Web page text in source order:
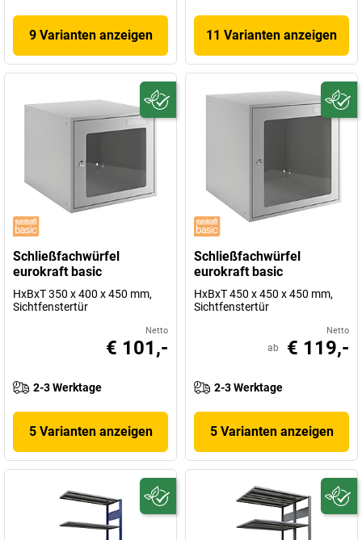
9 Varianten anzeigen 11 Varianten anzeigen
Schließfachwürfel
eurokraft basic
HxBxT 350 x 400 x 450 mm,
Sichtfenstertür
Netto
€ 101,-
2-3 Werktage
5 Varianten anzeigen
Schließfachwürfel
eurokraft basic
HxBxT 450 x 450 x 450 mm,
Sichtfenstertür
Netto
ab € 119,-
2-3 Werktage
5 Varianten anzeigen